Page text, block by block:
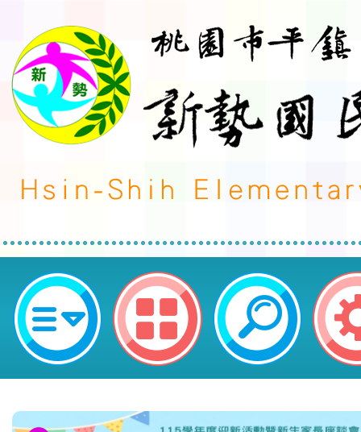
轉知桃園市政府函 :端午佳節將屆
「桃園市政府員工廉政倫理規範」
事件報備及登錄作業-桃園市平鎮